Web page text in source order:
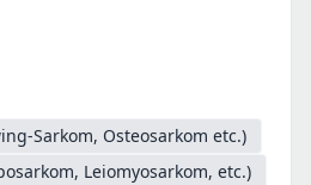
Sarkom, Osteosarkom etc.)
Leiomyosarkom, etc.)